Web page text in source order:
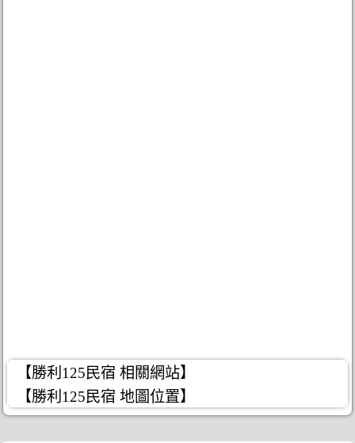
【勝利125民宿 相關網站】
【勝利125民宿 地圖位置】